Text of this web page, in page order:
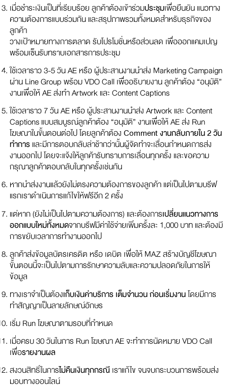
เมื่อชำระเงินเป็นที่เรียบร้อย ลูกค้าต้องเข้าร่วมประชุมเพื่อยืนยัน แนวทาง
ความต้องการแบบร่วมกัน และสรุปภาพรวมทั้งหมดสำหรับธุรกิจของ
ลูกค้า
วางเป้าหมายทางการตลาด รับโปรโมชั่นหรือส่วนลด เพื่อออกแคมเปญ
พร้อมเซ็นรับทราบเอกสารการประชุม
ใช้เวลาราว 3-5 วัน AE หรือ ผู้ประสานงานนำส่ง Marketing Campaign
ผ่าน Line Group พร้อม VDO Call เพื่ออธิบายงาน ลูกค้าต้อง “อนุมัติ”
งานเพื่อให้ AE ส่งทำ Artwork และ Content Captions
ใช้เวลาราว 7 วัน AE หรือ ผู้ประสานงานนำส่ง Artwork และ Content
Captions แบบสมบูรณ์ลูกค้าต้อง “อนุมัติ” งานเพื่อให้ AE ส่ง Run
โฆษณาในขั้นตอนต่อไป โดยลูกค้าต้องComment งานกลับภายใน 2 วัน
ทำการและมีการตอบกลับล่าช้ากว่านั้นผู้จัดทำจะเลื่อนกำหนดการส่ง
งานออกไป โดยจะแจ้งให้ลูกค้ารับทราบการเลื่อนทุกครั้ง และขอความ
กรุณาลูกค้าตอบกลับในทุกครั้งเช่นกัน
หากนำส่งงานแล้วยังไม่ตรงความต้องการของลูกค้า แต่เป็นไปตามบรีฟ
แรกเราดำเนินการแก้ไขให้ฟรีอีก 2 ครั้ง
แต่หาก (ยังไม่เป็นไปตามความต้องการ) และต้องการเปลี่ยนแนวทางการ
ออกแบบใหม่ทั้งหมดจากบรีฟมีค่าใช้จ่ายเพิ่มครั้งละ 1,000 บาท และต้องมี
การขยับเวลาการทำงานออกไป
ลูกค้าส่งข้อมูลบัตรเครดิต หรือ เดบิต เพื่อให้ MAZ สร้างบัญชีโฆษณา
ขั้นตอนนี้จะเป็นไปตามการรักษาความลับและความปลอดภัยในการให้
ข้อมูล
ทางเราจำเป็นต้องเก็บเงินค่าบริการ เต็มจำนวน ก่อนเริ่มงานโดยมีการ
ทำสัญญาเป็นลายลักษณ์อักษร
เริ่ม Run โฆษณาตามรอบที่กำหนด
เมื่อครบ 30 วันในการ Run โฆษณา AE จะทำการนัดหมาย VDO Call
เพื่อรายงานผล
สงวนสิทธิ์ในการไม่คืนเงินทุกกรณีเราแก้ไข จนจบกระบวนการพร้อมส่ง
มอบทางออนไลน์